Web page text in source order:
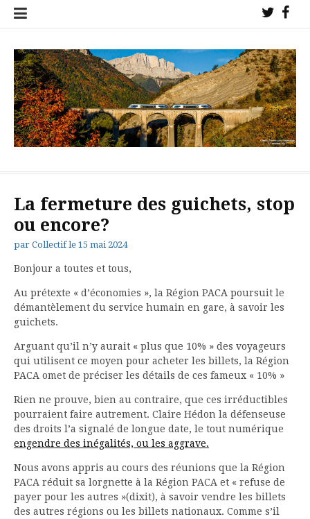
Aller
Twitter
!
!
trains sur nos lignes !
La fermeture des guichets, stop
ou encore?
par Collectif le 15 mai 2024
Bonjour a toutes et tous,
Au prétexte « d’économies », la Région PACA poursuit le
démantèlement du service humain en gare, à savoir les
guichets.
Arguant qu’il n’y aurait « plus que 10% » des voyageurs
qui utilisent ce moyen pour acheter les billets, la Région
PACA omet de préciser les détails de ces fameux « 10% »
Rien ne prouve, bien au contraire, que ces irréductibles
pourraient faire autrement. Claire Hédon la défenseuse
des droits l’a signalé de longue date, le tout numérique
engendre des inégalités, ou les aggrave.
Nous avons appris au cours des réunions que la Région
PACA réduit sa lorgnette à la Région PACA et « refuse de
payer pour les autres »(dixit), à savoir vendre les billets
des autres régions ou les billets nationaux. Comme s’il